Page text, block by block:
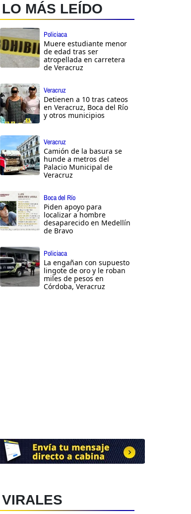
LO MÁS LEÍDO
Policiaca
Muere estudiante menor
de edad tras ser
atropellada en carretera
de Veracruz
Veracruz
Detienen a 10 tras cateos
en Veracruz, Boca del Río
y otros municipios
Veracruz
Camión de la basura se
hunde a metros del
Palacio Municipal de
Veracruz
Boca del Río
Piden apoyo para
localizar a hombre
desaparecido en Medellín
de Bravo
Policiaca
La engañan con supuesto
lingote de oro y le roban
miles de pesos en
Córdoba, Veracruz
VIRALES